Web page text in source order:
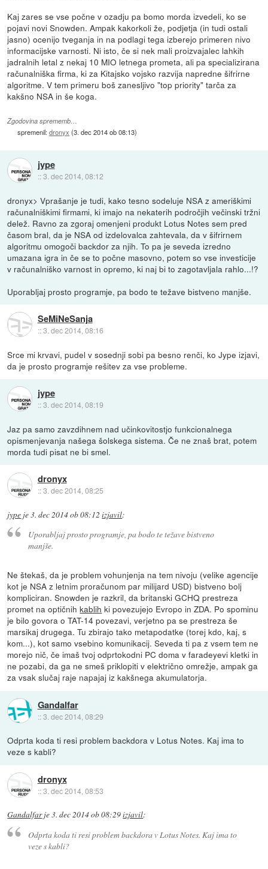
Kaj zares se vse počne v ozadju pa bomo morda izvedeli, ko se
pojavi novi Snowden. Ampak kakorkoli že, podjetja (in tudi ostali
jasno) ocenijo tveganja in na podlagi tega izberejo primeren nivo
informacijske varnosti. Ni isto, če si nek mali proizvajalec lahkih
jadralnih letal z nekaj 10 MIO letnega prometa, ali pa specializirana
računalniška firma, ki za Kitajsko vojsko razvija napredne šifrirne
algoritme. V tem primeru boš zanesljivo "top priority" tarča za
kakšno NSA in še koga.
Zgodovina sprememb…
spremenil:dronyx (3. dec 2014 ob 08:13)
jype
::3. dec 2014, 08:12
dronyx> Vprašanje je tudi, kako tesno sodeluje NSA z ameriškimi
računalniškimi firmami, ki imajo na nekaterih področjih večinski tržni
delež. Ravno za zgoraj omenjeni produkt Lotus Notes sem pred
časom bral, da je NSA od izdelovalca zahtevala, da v šifrirnem
algoritmu omogoči backdor za njih. To pa je seveda izredno
umazana igra in če se to počne masovno, potem so vse investicije
v računalniško varnost in opremo, ki naj bi to zagotavljala rahlo...!?
Uporabljaj prosto programje, pa bodo te težave bistveno manjše.
SeMiNeSanja
::3. dec 2014, 08:16
Srce mi krvavi, pudel v sosednji sobi pa besno renči, ko Jype izjavi,
da je prosto programje rešitev za vse probleme.
jype
::3. dec 2014, 08:19
Jaz pa samo zavzdihnem nad učinkovitostjo funkcionalnega
opismenjevanja našega šolskega sistema. Če ne znaš brat, potem
morda tudi pisat ne bi smel.
dronyx
::3. dec 2014, 08:25
jype je3. dec 2014 ob 08:12 izjavil:
Uporabljaj prosto programje, pa bodo te težave bistveno
manjše.
Ne štekaš, da je problem vohunjenja na tem nivoju (velike agencije
kot je NSA z letnim proračunom par milijard USD) bistveno bolj
kompliciran. Snowden je razkril, da britanski GCHQ prestreza
promet na optičnihkablih ki povezujejo Evropo in ZDA. Po spominu
je bilo govora o TAT-14 povezavi, verjetno pa se prestreza še
marsikaj drugega. Tu zbirajo tako metapodatke (torej kdo, kaj, s
kom...), kot samo vsebino komunikacij. Seveda ti pa z vsem tem ne
morejo nič, če imaš tvoj odprtokodni PC doma v faradeyevi kletki in
ne pozabi, da ga ne smeš priklopiti v električno omrežje, ampak ga
za vsak slučaj raje napajaj iz kakšnega akumulatorja.
Gandalfar
::3. dec 2014, 08:29
Odprta koda ti resi problem backdora v Lotus Notes. Kaj ima to
veze s kabli?
dronyx
::3. dec 2014, 08:53
Gandalfarje3. dec 2014 ob 08:29izjavil:
Odprta koda ti resi problem backdora v Lotus Notes. Kaj ima to
veze s kabli?